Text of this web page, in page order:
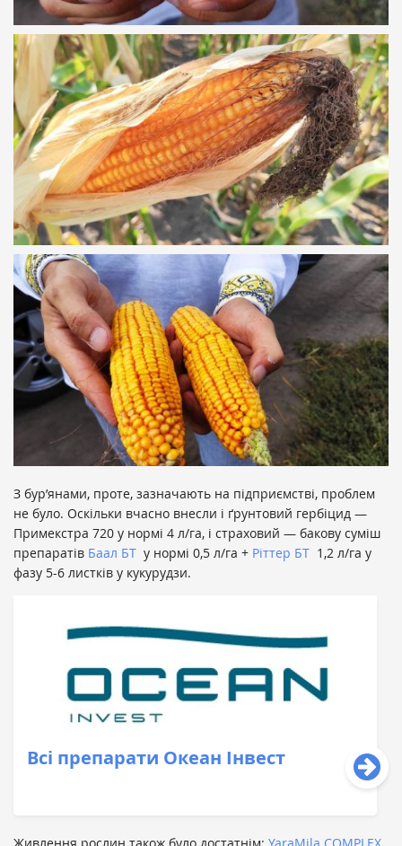
З бур’янами, проте, зазначають на підприємстві, проблем
не було. Оскільки вчасно внесли і ґрунтовий гербіцид —
Примекстра 720 у нормі 4 л/га, і страховий — бакову суміш
препаратів Баал БТ у нормі 0,5 л/га + Ріттер БТ 1,2 л/га у
фазу 5-6 листків у кукурудзи.
Всі препарати Океан Інвест